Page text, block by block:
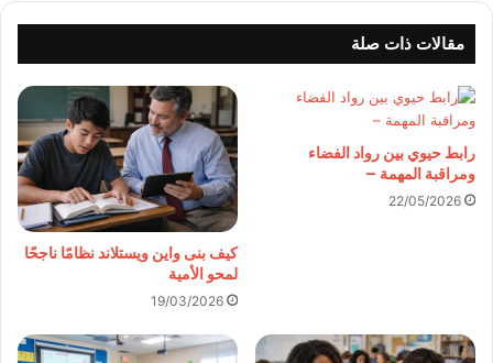
مقالات ذات صلة
رابط حيوي بين رواد الفضاء
ومراقبة المهمة –
22/05/2026
كيف بنى واين ويستلاند نظامًا ناجحًا
لمحو الأمية
19/03/2026